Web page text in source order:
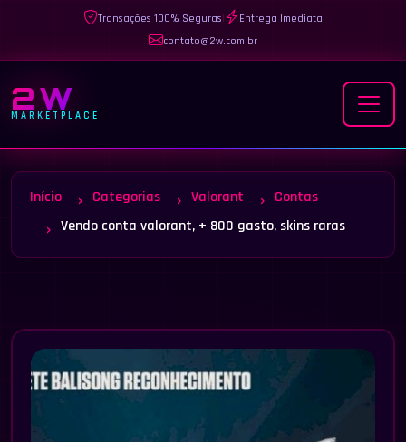
Transações 100% Seguras|
Entrega Imediata
contato@2w.com.br
2W
MARKETPLACE
Início Categorias Valorant
Contas
Vendo conta valorant, + 800 gasto, skins raras